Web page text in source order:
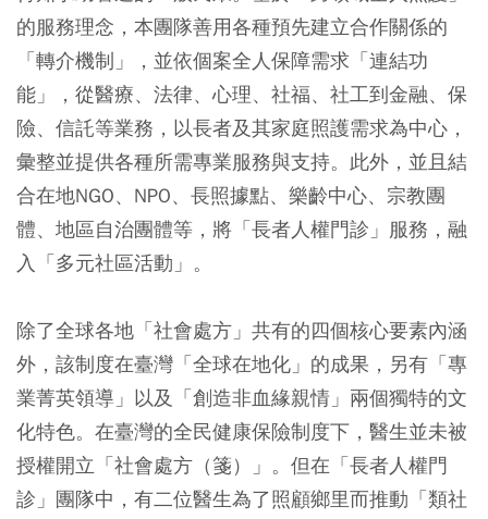
的服務理念，本團隊善用各種預先建立合作關係的
「轉介機制」，並依個案全人保障需求「連結功
能」，從醫療、法律、心理、社福、社工到金融、保
險、信託等業務，以長者及其家庭照護需求為中心，
彙整並提供各種所需專業服務與支持。此外，並且結
合在地NGO、NPO、長照據點、樂齡中心、宗教團
體、地區自治團體等，將「長者人權門診」服務，融
入「多元社區活動」。
除了全球各地「社會處方」共有的四個核心要素內涵
外，該制度在臺灣「全球在地化」的成果，另有「專
業菁英領導」以及「創造非血緣親情」兩個獨特的文
化特色。在臺灣的全民健康保險制度下，醫生並未被
授權開立「社會處方（箋）」。但在「長者人權門
診」團隊中，有二位醫生為了照顧鄉里而推動「類社